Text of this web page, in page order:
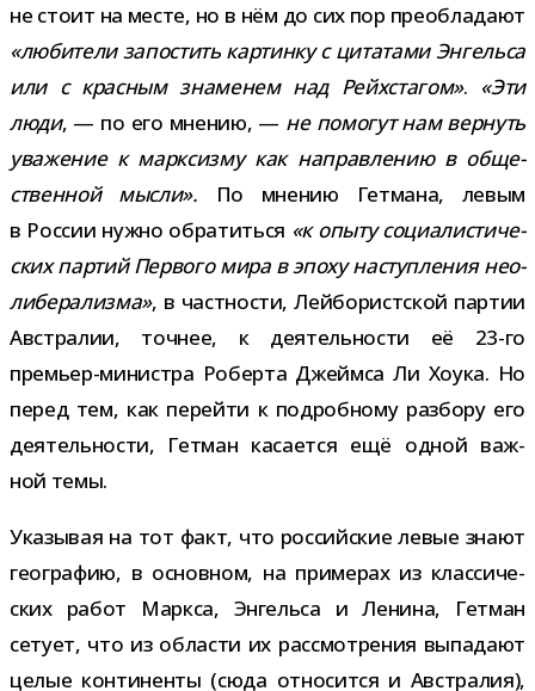
не стоит на месте, но в нём до сих пор пре­об­ла­дают
«люби­тели запо­стить кар­тинку с цита­тами Энгельса
или с крас­ным зна­ме­нем над Рейхстагом». «Эти
люди, — по его мне­нию, — не помо­гут нам вер­нуть
ува­же­ние к марк­сизму как направ­ле­нию в обще­
ствен­ной мысли». По мне­нию Гетмана, левым
в России нужно обра­титься «к опыту соци­а­ли­сти­че­
ских пар­тий Первого мира в эпоху наступ­ле­ния нео­
ли­бе­ра­лизма», в част­но­сти, Лейбористской пар­тии
Австралии, точ­нее, к дея­тель­но­сти её 23-​го
премьер-​министра Роберта Джеймса Ли Хоука. Но
перед тем, как перейти к подроб­ному раз­бору его
дея­тель­но­сти, Гетман каса­ется ещё одной важ­
ной темы.
Указывая на тот факт, что рос­сий­ские левые знают
гео­гра­фию, в основ­ном, на при­ме­рах из клас­си­че­
ских работ Маркса, Энгельса и Ленина, Гетман
сетует, что из обла­сти их рас­смот­ре­ния выпа­дают
целые кон­ти­ненты (сюда отно­сится и Австралия),